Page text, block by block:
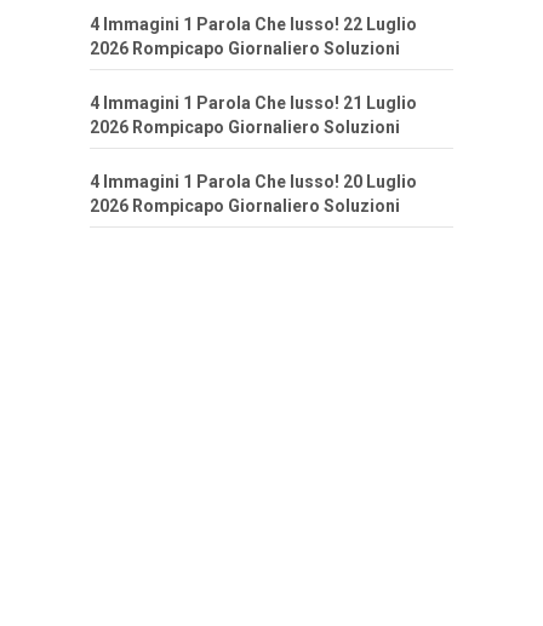
4 Immagini 1 Parola Che lusso! 22 Luglio
2026 Rompicapo Giornaliero Soluzioni
4 Immagini 1 Parola Che lusso! 21 Luglio
2026 Rompicapo Giornaliero Soluzioni
4 Immagini 1 Parola Che lusso! 20 Luglio
2026 Rompicapo Giornaliero Soluzioni